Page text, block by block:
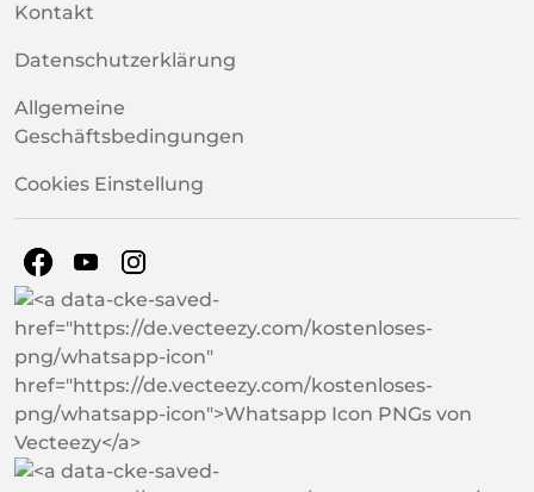
Kontakt
Datenschutzerklärung
Allgemeine
Geschäftsbedingungen
Cookies Einstellung